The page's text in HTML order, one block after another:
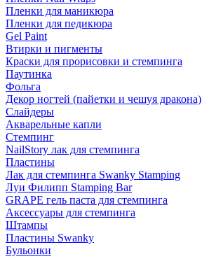
Пленки для маникюра
Пленки для педикюра
Gel Paint
Втирки и пигменты
Краски для прорисовки и стемпинга
Паутинка
Фольга
Декор ногтей (пайетки и чешуя дракона)
Слайдеры
Акварельные капли
Стемпинг
NailStory лак для стемпинга
Пластины
Лак для стемпинга Swanky Stamping
Луи Филипп Stamping Bar
GRAPE гель паста для стемпинга
Аксессуары для стемпинга
Штампы
Пластины Swanky
Бульонки